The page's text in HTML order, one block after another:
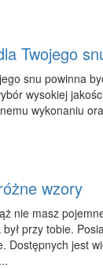
Twojego
snu powinna
wysokiej
wykonaniu
wzory
nie masz
przy tobie.
Dostępnych jest